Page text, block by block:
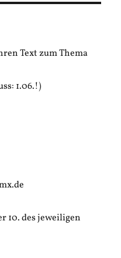
Text zum Thema
1.06.!)
10. des jeweiligen